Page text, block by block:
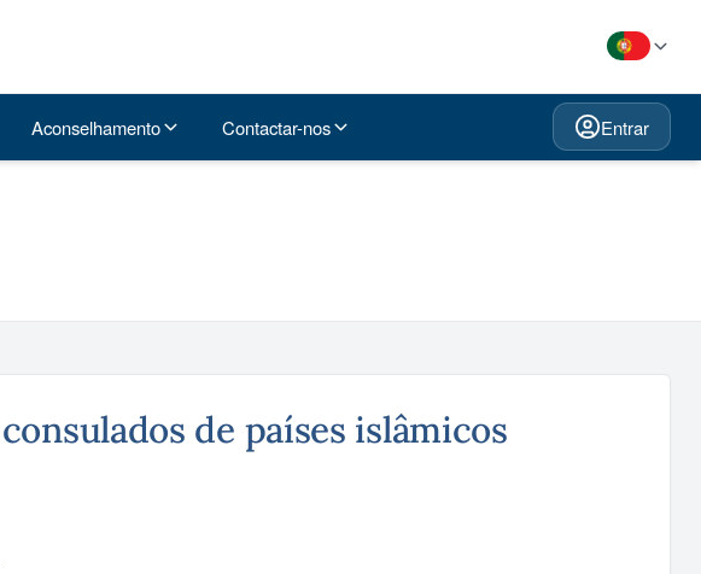
Aconselhamento Contactar-nos Entrar
de países islâmicos